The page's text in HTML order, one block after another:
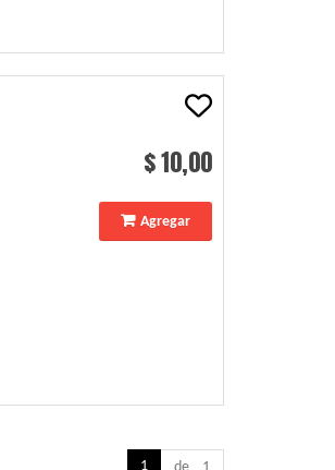
$ 10,00
Agregar
1